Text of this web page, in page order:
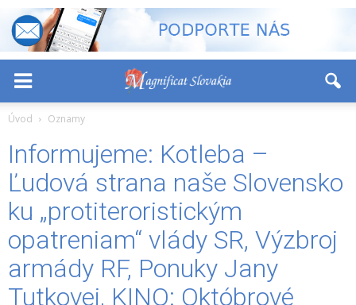
Úvod Oznamy
Informujeme: Kotleba –
Ľudová strana naše Slovensko
ku „protiteroristickým
opatreniam“ vlády SR, Výzbroj
armády RF, Ponuky Jany
Tutkovej, KINO: Októbrové
+